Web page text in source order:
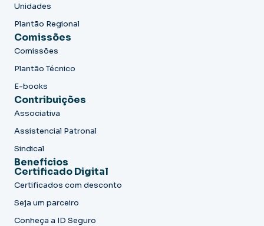
Unidades
Plantão Regional
Comissões
Comissões
Plantão Técnico
E-books
Contribuições
Associativa
Assistencial Patronal
Sindical
Benefícios
Certificado Digital
Certificados com desconto
Seja um parceiro
Conheça a ID Seguro